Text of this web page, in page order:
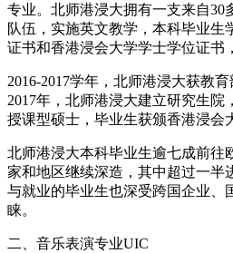
专业。北师港浸大拥有一支来自30
队伍，实施英文教学，本科毕业生
证书和香港浸会大学学士学位证书
2016-2017学年，北师港浸大获教
2017年，北师港浸大建立研究生院
授课型硕士，毕业生获颁香港浸会
北师港浸大本科毕业生逾七成前往
家和地区继续深造，其中超过一半
与就业的毕业生也深受跨国企业、
睐。
二、音乐表演专业UIC